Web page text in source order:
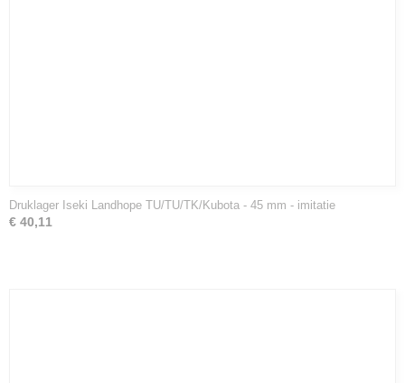
Druklager Iseki Landhope TU/TU/TK/Kubota - 45 mm - imitatie
€ 40,11